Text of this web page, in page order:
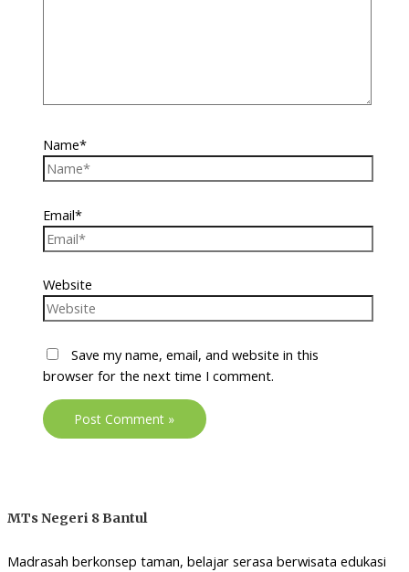
Name*
Email*
Website
Save my name, email, and website in this
browser for the next time I comment.
MTs Negeri 8 Bantul
Madrasah berkonsep taman, belajar serasa berwisata edukasi